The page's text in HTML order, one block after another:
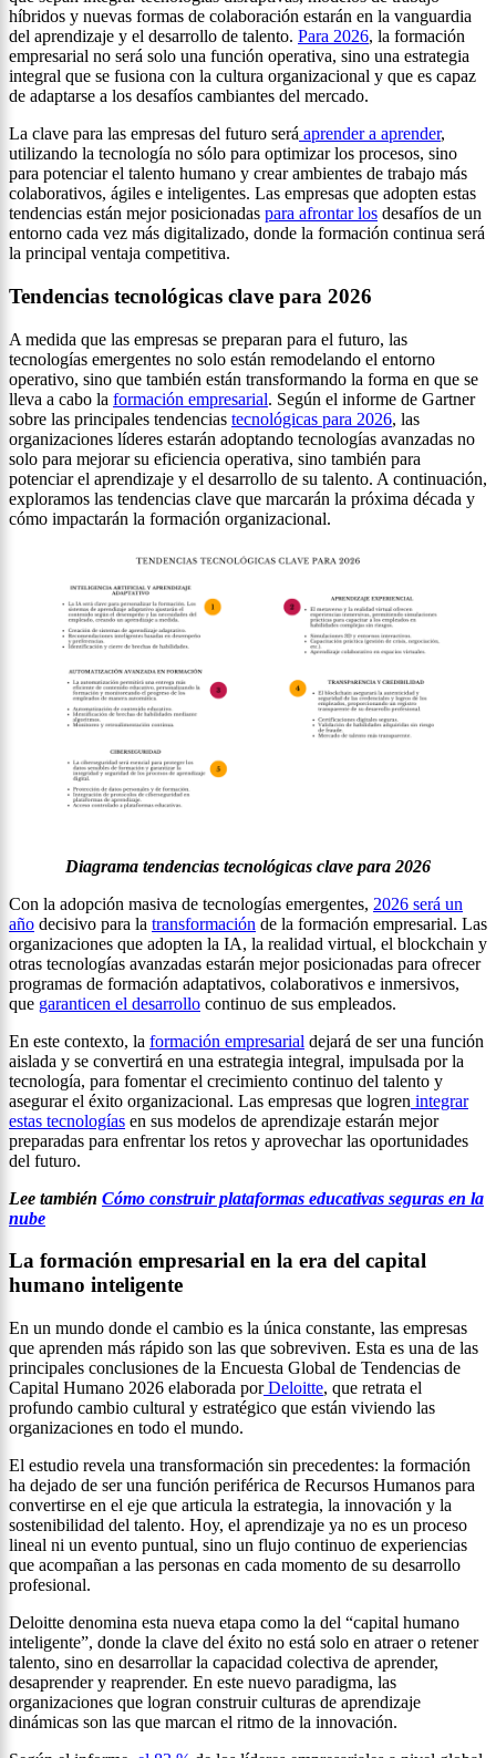
híbridos y nuevas formas de colaboración estarán en la vanguardia
del aprendizaje y el desarrollo de talento. Para 2026, la formación
empresarial no será solo una función operativa, sino una estrategia
integral que se fusiona con la cultura organizacional y que es capaz
de adaptarse a los desafíos cambiantes del mercado.
La clave para las empresas del futuro será aprender a aprender,
utilizando la tecnología no sólo para optimizar los procesos, sino
para potenciar el talento humano y crear ambientes de trabajo más
colaborativos, ágiles e inteligentes. Las empresas que adopten estas
tendencias están mejor posicionadas para afrontar los desafíos de un
entorno cada vez más digitalizado, donde la formación continua será
la principal ventaja competitiva.
Tendencias tecnológicas clave para 2026
A medida que las empresas se preparan para el futuro, las
tecnologías emergentes no solo están remodelando el entorno
operativo, sino que también están transformando la forma en que se
lleva a cabo la formación empresarial. Según el informe de Gartner
sobre las principales tendencias tecnológicas para 2026, las
organizaciones líderes estarán adoptando tecnologías avanzadas no
solo para mejorar su eficiencia operativa, sino también para
potenciar el aprendizaje y el desarrollo de su talento. A continuación,
exploramos las tendencias clave que marcarán la próxima década y
cómo impactarán la formación organizacional.
Diagrama tendencias tecnológicas clave para 2026
Con la adopción masiva de tecnologías emergentes, 2026 será un
año decisivo para la transformación de la formación empresarial. Las
organizaciones que adopten la IA, la realidad virtual, el blockchain y
otras tecnologías avanzadas estarán mejor posicionadas para ofrecer
programas de formación adaptativos, colaborativos e inmersivos,
que garanticen el desarrollo continuo de sus empleados.
En este contexto, la formación empresarial dejará de ser una función
aislada y se convertirá en una estrategia integral, impulsada por la
tecnología, para fomentar el crecimiento continuo del talento y
asegurar el éxito organizacional. Las empresas que logren integrar
estas tecnologías en sus modelos de aprendizaje estarán mejor
preparadas para enfrentar los retos y aprovechar las oportunidades
del futuro.
Lee también Cómo construir plataformas educativas seguras en la
nube
La formación empresarial en la era del capital
humano inteligente
En un mundo donde el cambio es la única constante, las empresas
que aprenden más rápido son las que sobreviven. Esta es una de las
principales conclusiones de la Encuesta Global de Tendencias de
Capital Humano 2026 elaborada porDeloitte, que retrata el
profundo cambio cultural y estratégico que están viviendo las
organizaciones en todo el mundo.
El estudio revela una transformación sin precedentes: la formación
ha dejado de ser una función periférica de Recursos Humanos para
convertirse en el eje que articula la estrategia, la innovación y la
sostenibilidad del talento. Hoy, el aprendizaje ya no es un proceso
lineal ni un evento puntual, sino un flujo continuo de experiencias
que acompañan a las personas en cada momento de su desarrollo
profesional.
Deloitte denomina esta nueva etapa como la del “capital humano
inteligente”, donde la clave del éxito no está solo en atraer o retener
talento, sino en desarrollar la capacidad colectiva de aprender,
desaprender y reaprender. En este nuevo paradigma, las
organizaciones que logran construir culturas de aprendizaje
dinámicas son las que marcan el ritmo de la innovación.